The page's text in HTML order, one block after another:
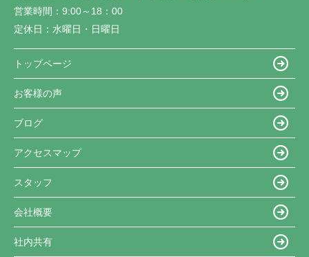
営業時間： 9:00～18：00
定休日： 水曜日・日曜日
トップページ
お客様の声
ブログ
アクセスマップ
スタッフ
会社概要
社内共有